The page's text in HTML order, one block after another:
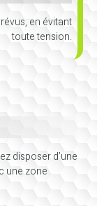
en évitant
toute tension.
disposer d’une
une zone